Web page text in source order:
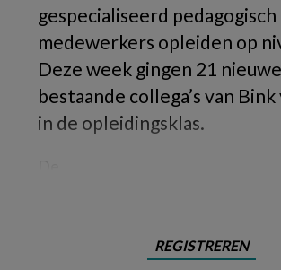
gespecialiseerd pedagogisch
medewerkers opleiden op
Deze week gingen 21
bestaande collega’s van
in de opleidingsklas.
REGISTREREN